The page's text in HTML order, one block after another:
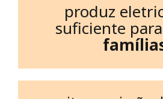
produz
suficiente para